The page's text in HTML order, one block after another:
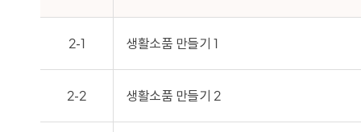
2-1 생활소품 만들기 1
2-2 생활소품 만들기 2